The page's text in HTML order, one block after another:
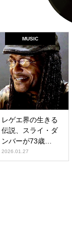
MUSIC
レゲエ界の生きる
伝説、スライ・ダ
ンバーが73歳で
他界
2026.01.27